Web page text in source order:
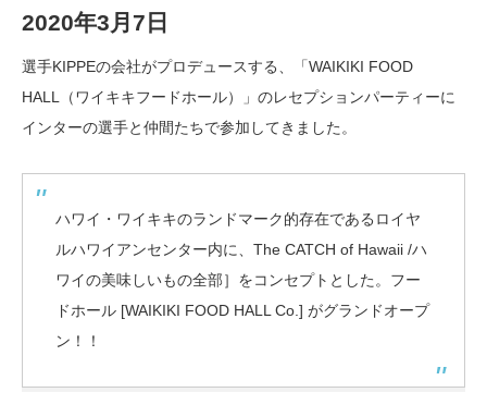
2020年3月7日
選手KIPPEの会社がプロデュースする、「WAIKIKI FOOD
HALL（ワイキキフードホール）」のレセプションパーティーに
インターの選手と仲間たちで参加してきました。
ハワイ・ワイキキのランドマーク的存在であるロイヤ
ルハワイアンセンター内に、The CATCH of Hawaii /ハ
ワイの美味しいもの全部］をコンセプトとした。フー
ドホール [WAIKIKI FOOD HALL Co.] がグランドオープ
ン！！